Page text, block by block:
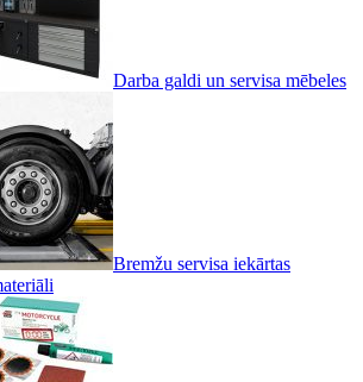
Darba galdi un servisa mēbeles
Bremžu servisa iekārtas